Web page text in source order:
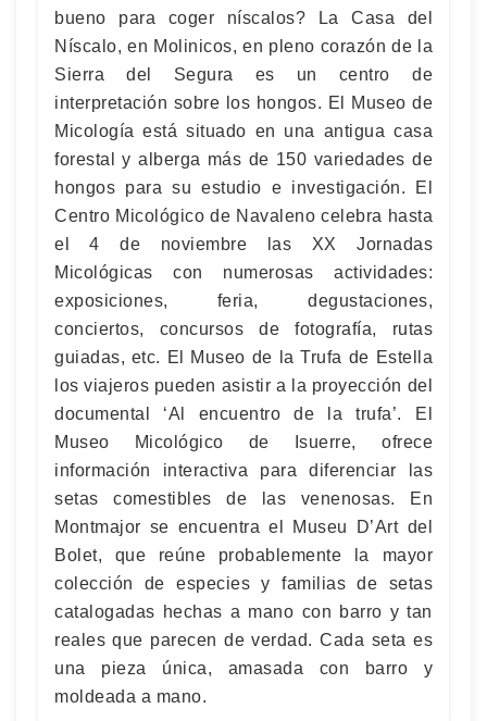
bueno para coger níscalos? La Casa del
Níscalo, en Molinicos, en pleno corazón de la
Sierra del Segura es un centro de
interpretación sobre los hongos. El Museo de
Micología está situado en una antigua casa
forestal y alberga más de 150 variedades de
hongos para su estudio e investigación. El
Centro Micológico de Navaleno celebra hasta
el 4 de noviembre las XX Jornadas
Micológicas con numerosas actividades:
exposiciones, feria, degustaciones,
conciertos, concursos de fotografía, rutas
guiadas, etc. El Museo de la Trufa de Estella
los viajeros pueden asistir a la proyección del
documental ‘Al encuentro de la trufa’. El
Museo Micológico de Isuerre, ofrece
información interactiva para diferenciar las
setas comestibles de las venenosas. En
Montmajor se encuentra el Museu D’Art del
Bolet, que reúne probablemente la mayor
colección de especies y familias de setas
catalogadas hechas a mano con barro y tan
reales que parecen de verdad. Cada seta es
una pieza única, amasada con barro y
moldeada a mano.